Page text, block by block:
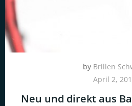
by Brillen
April 2,
Neu und direkt aus